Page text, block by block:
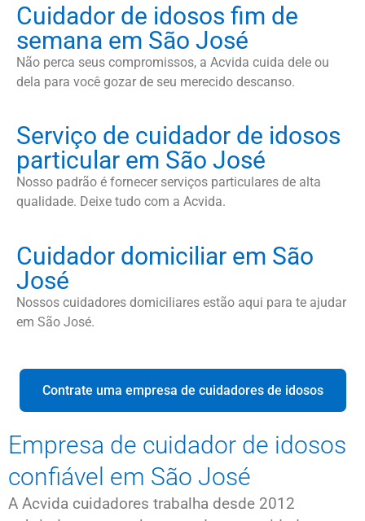
Cuidador de idosos fim de
semana em São José
Não perca seus compromissos, a Acvida cuida dele ou
dela para você gozar de seu merecido descanso.
Serviço de cuidador de idosos
particular em São José
Nosso padrão é fornecer serviços particulares de alta
qualidade. Deixe tudo com a Acvida.
Cuidador domiciliar em São
José
Nossos cuidadores domiciliares estão aqui para te ajudar
em São José.
Contrate uma empresa de cuidadores de idosos
Empresa de cuidador de idosos
confiável em São José
A Acvida cuidadores trabalha desde 2012